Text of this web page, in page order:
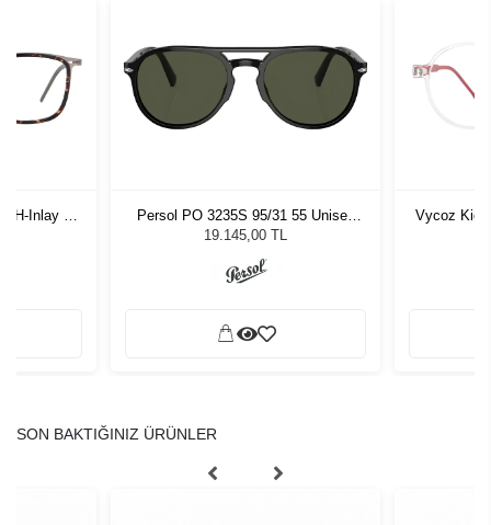
H-Inlay 53-
Persol PO 3235S 95/31 55 Unisex
Güneş Gözlüğü
19.145,00 TL
Vycoz Kids
SON BAKTIĞINIZ ÜRÜNLER